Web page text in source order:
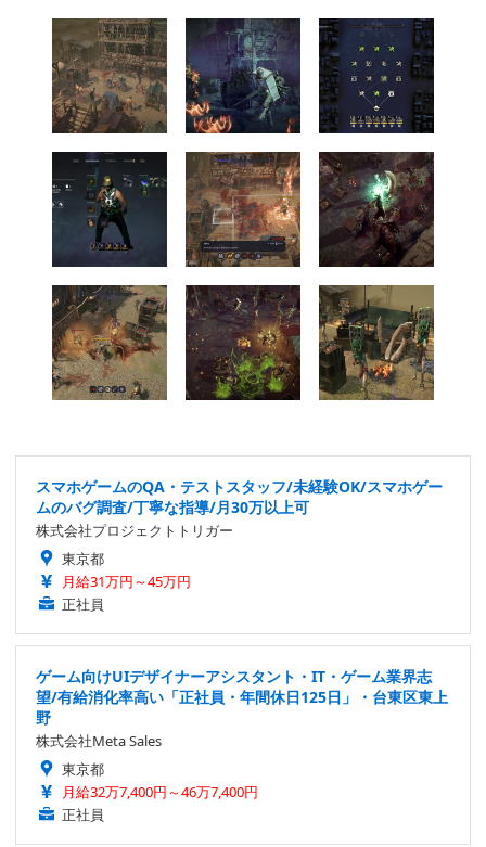
スマホゲームのQA・テストスタッフ/未経験OK/スマホゲー
ムのバグ調査/丁寧な指導/月30万以上可
株式会社プロジェクトトリガー
東京都
月給31万円～45万円
正社員
ゲーム向けUIデザイナーアシスタント・IT・ゲーム業界志
望/有給消化率高い「正社員・年間休日125日」・台東区東上
野
株式会社Meta Sales
東京都
月給32万7,400円～46万7,400円
正社員